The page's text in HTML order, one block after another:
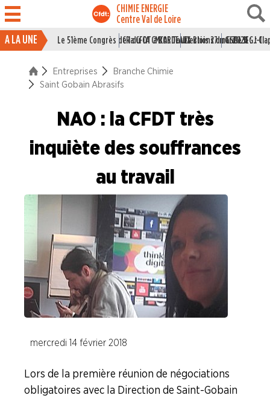
CHIMIE ENERGIE
Centre Val de Loire
ACTUALITÉ
ENTREPRISES
Branche Chimie
Bostik
Guerlain
Parfums Christian DIOR
Procter et Gamble
Saint Gobain Abrasifs
Shiseido
Sisley Industrie
A LA UNE Le 51ème Congrès de la CFDT à BORDEAUX
CR du CA CMCAS Tours Blois 27 mai 2026
Elections du CSE LSI : J-1
Grille IEG :
Entreprises
Branche Chimie
Saint Gobain Abrasifs
NAO : la CFDT très
inquiète des souffrances
au travail
mercredi 14 février 2018
Lors de la première réunion de négociations
obligatoires avec la Direction de Saint-Gobain